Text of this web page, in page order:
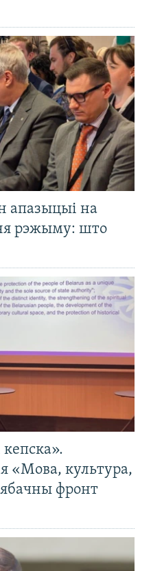
апазыцыі на
рэжыму: што
кепска».
«Мова, культура,
фронт